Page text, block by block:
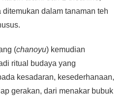
dalam tanaman teh
(chanoyu) kemudian
ritual budaya yang
kesadaran, kesederhanaan,
gerakan, dari menakar bubuk